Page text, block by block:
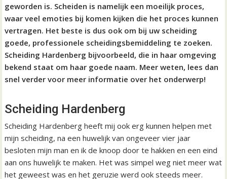
geworden is. Scheiden is namelijk een moeilijk proces,
waar veel emoties bij komen kijken die het proces kunnen
vertragen. Het beste is dus ook om bij uw scheiding
goede, professionele scheidingsbemiddeling te zoeken.
Scheiding Hardenberg bijvoorbeeld, die in haar omgeving
bekend staat om haar goede naam. Meer weten, lees dan
snel verder voor meer informatie over het onderwerp!
Scheiding Hardenberg
Scheiding Hardenberg heeft mij ook erg kunnen helpen met
mijn scheiding, na een huwelijk van ongeveer vier jaar
besloten mijn man en ik de knoop door te hakken en een eind
aan ons huwelijk te maken. Het was simpel weg niet meer wat
het geweest was en het geruzie werd ook steeds meer.